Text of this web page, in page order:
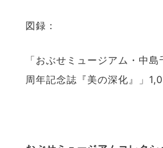
図録：
「おぶせミュージアム・中
周年記念誌『美の深化』」